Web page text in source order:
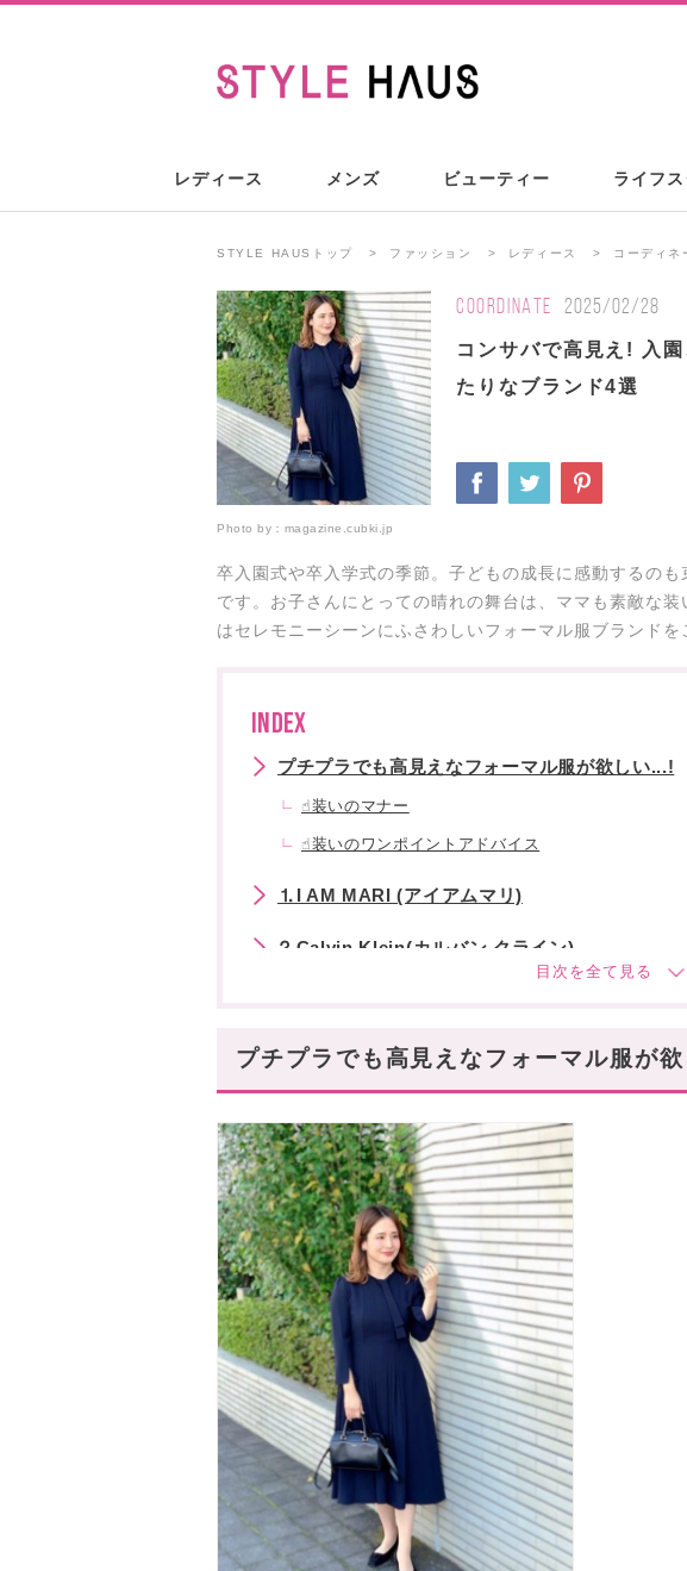
レディース メンズ ビューティー ライフ
STYLE HAUSトップ ファッション レディース コーディネ
COORDINATE 2025/02/28
コンサバで高見え! 入
たりなブランド4選
Photo by： magazine.cubki.jp
卒入園式や卒入学式の季節。子どもの成長に感動するの
です。お子さんにとっての晴れの舞台は、ママも素敵な
はセレモニーシーンにふさわしいフォーマル服ブランドを
INDEX
プチプラでも高見えなフォーマル服が欲しい...!
☝︎装いのマナー
☝︎装いのワンポイントアドバイス
⒈I AM MARI (アイアムマリ)
⒉Calvin Klein(カルバン クライン)
⒋JOY YOU(ジョイ ユー)
おまけ
マナーをおさえたおしゃれな卒入園ファッション
プチプラでも高見えなフォーマル服が